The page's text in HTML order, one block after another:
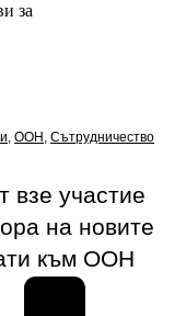
за
ООН Сътрудничество
взе участие
на новите
към ООН